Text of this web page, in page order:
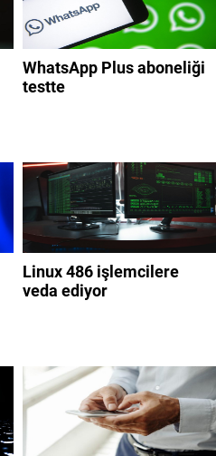
WhatsApp Plus aboneliği
testte
Linux 486 işlemcilere
veda ediyor